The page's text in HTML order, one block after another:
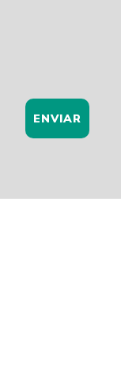
ENVIAR